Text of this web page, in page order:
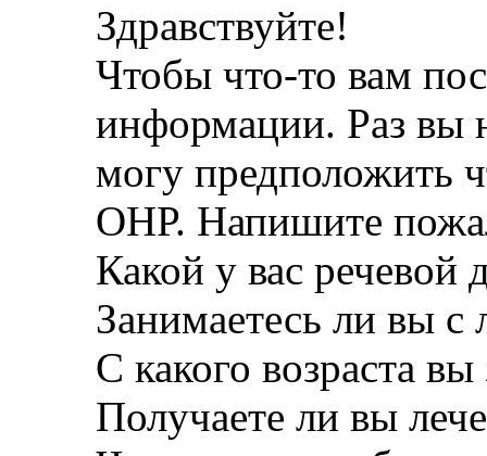
Здравствуйте!
Чтобы что-то вам
информации. Раз вы
могу предположить
ОНР. Напишите
Какой у вас речевой
Занимаетесь ли вы с
С какого возраста вы
Получаете ли вы